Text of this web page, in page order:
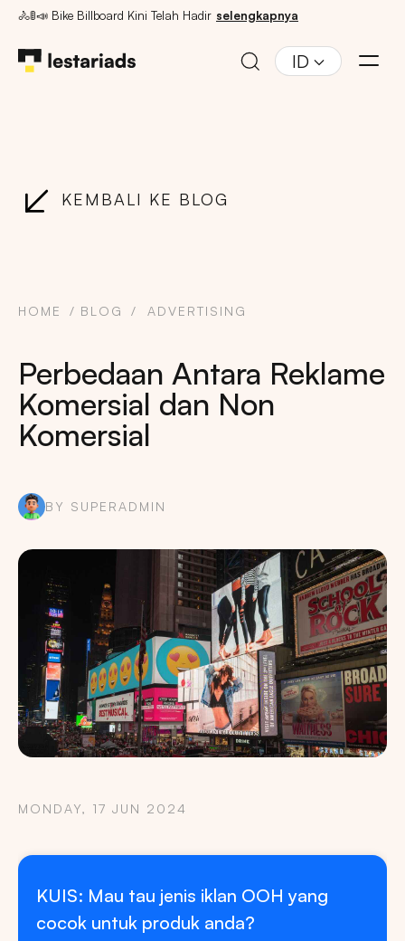
🚴🚦📣 Bike Billboard Kini Telah Hadir selengkapnya
ID
KEMBALI KE BLOG
HOME BLOG ADVERTISING
Perbedaan Antara Reklame
Komersial dan Non
Komersial
BY SUPERADMIN
MONDAY, 17 JUN 2024
KUIS: Mau tau jenis iklan OOH yang
cocok untuk produk anda?